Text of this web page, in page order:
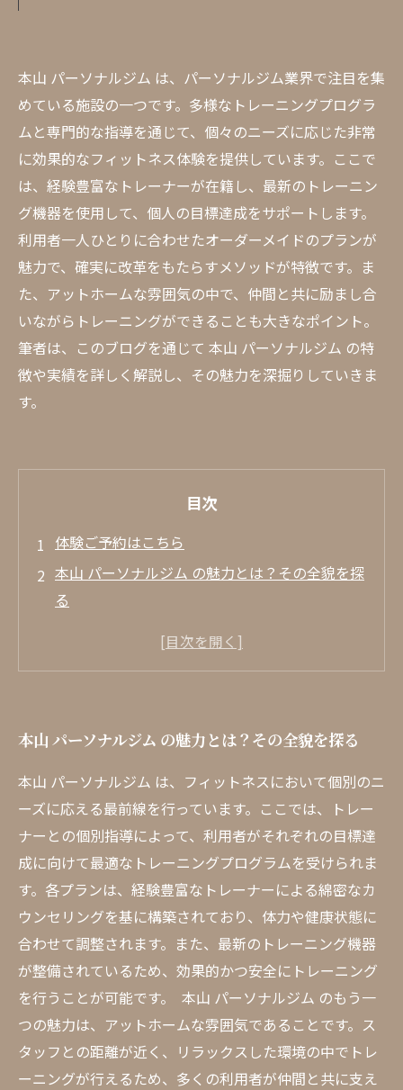
本山 パーソナルジム は、パーソナルジム業界で注目を集
めている施設の一つです。多様なトレーニングプログラ
ムと専門的な指導を通じて、個々のニーズに応じた非常
に効果的なフィットネス体験を提供しています。ここで
は、経験豊富なトレーナーが在籍し、最新のトレーニン
グ機器を使用して、個人の目標達成をサポートします。
利用者一人ひとりに合わせたオーダーメイドのプランが
魅力で、確実に改革をもたらすメソッドが特徴です。ま
た、アットホームな雰囲気の中で、仲間と共に励まし合
いながらトレーニングができることも大きなポイント。
筆者は、このブログを通じて 本山 パーソナルジム の特
徴や実績を詳しく解説し、その魅力を深掘りしていきま
す。
目次
体験ご予約はこちら
本山 パーソナルジム の魅力とは？その全貌を探
る
多様なトレーニングプログラムの詳細と効果
本山 パーソナルジム で得られる自信と成果
まとめ：本山 パーソナルジム で新たな一歩を踏
み出そう
本山 パーソナルジム の魅力とは？その全貌を探る
本山 パーソナルジム は、フィットネスにおいて個別のニ
ーズに応える最前線を行っています。ここでは、トレー
ナーとの個別指導によって、利用者がそれぞれの目標達
成に向けて最適なトレーニングプログラムを受けられま
す。各プランは、経験豊富なトレーナーによる綿密なカ
ウンセリングを基に構築されており、体力や健康状態に
合わせて調整されます。また、最新のトレーニング機器
が整備されているため、効果的かつ安全にトレーニング
を行うことが可能です。 本山 パーソナルジム のもう一
つの魅力は、アットホームな雰囲気であることです。ス
タッフとの距離が近く、リラックスした環境の中でトレ
ーニングが行えるため、多くの利用者が仲間と共に支え